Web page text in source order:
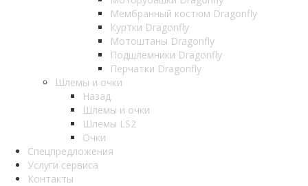
Мембранный костюм Dragonfly
Куртки Dragonfly
Мотоштаны Dragonfly
Подшлемники Dragonfly
Перчатки Dragonfly
Шлемы и очки
Назад
Шлемы и очки
Шлемы LS2
Очки
Спецпредложения
Услуги сервиса
Контакты